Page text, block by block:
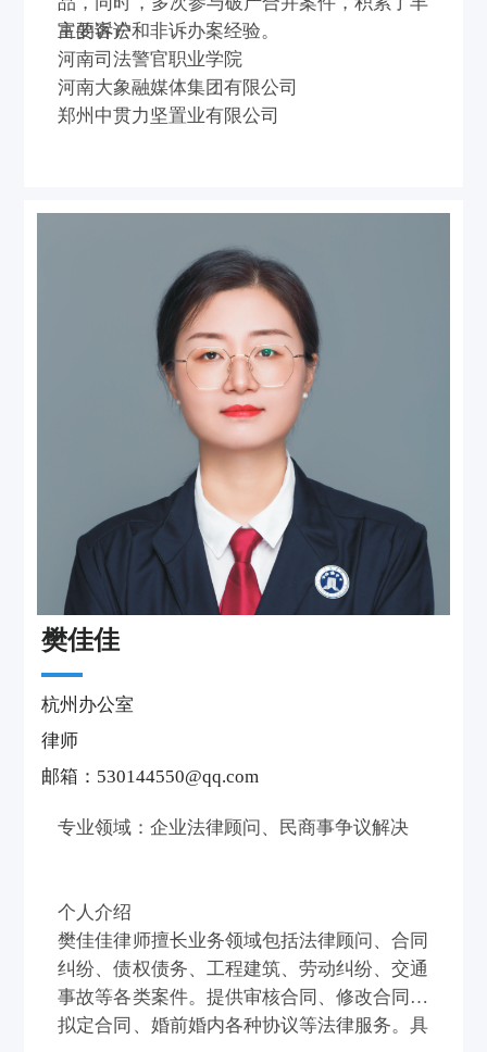
富的诉讼和非诉办案经验。
主要客户
河南司法警官职业学院
河南大象融媒体集团有限公司
郑州中贯力坚置业有限公司
樊佳佳
杭州办公室
律师
邮箱：530144550@qq.com
专业领域：企业法律顾问、民商事争议解决
个人介绍
樊佳佳律师擅长业务领域包括法律顾问、合同
纠纷、债权债务、工程建筑、劳动纠纷、交通
事故等各类案件。提供审核合同、修改合同、
拟定合同、婚前婚内各种协议等法律服务。具